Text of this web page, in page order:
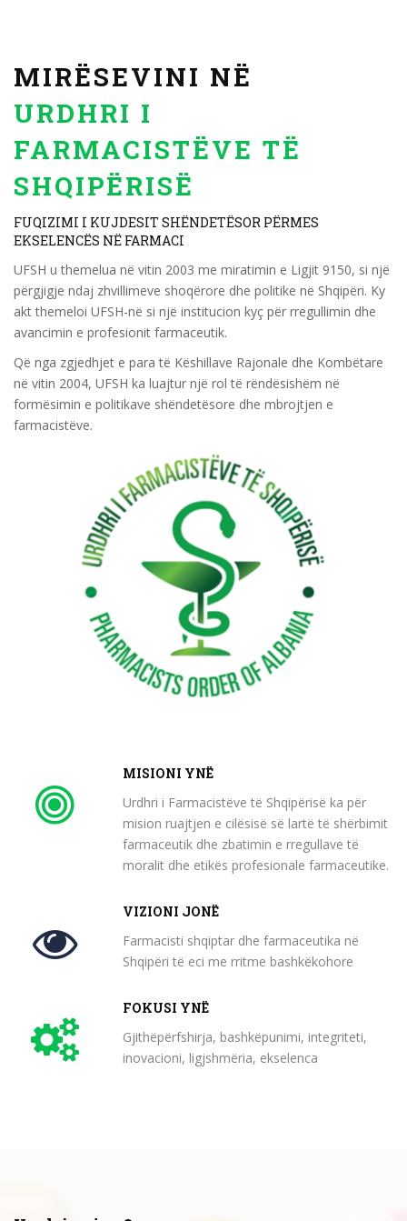
MIRËSEVINI NË
URDHRI I
FARMACISTËVE TË
SHQIPËRISË
FUQIZIMI I KUJDESIT SHËNDETËSOR PËRMES
EKSELENCËS NË FARMACI
UFSH u themelua në vitin 2003 me miratimin e Ligjit 9150, si një
përgjigje ndaj zhvillimeve shoqërore dhe politike në Shqipëri. Ky
akt themeloi UFSH-në si një institucion kyç për rregullimin dhe
avancimin e profesionit farmaceutik.
Që nga zgjedhjet e para të Këshillave Rajonale dhe Kombëtare
në vitin 2004, UFSH ka luajtur një rol të rëndësishëm në
formësimin e politikave shëndetësore dhe mbrojtjen e
farmacistëve.
MISIONI YNË
Urdhri i Farmacistëve të Shqipërisë ka për
mision ruajtjen e cilësisë së lartë të shërbimit
farmaceutik dhe zbatimin e rregullave të
moralit dhe etikës profesionale farmaceutike.
VIZIONI JONË
Farmacisti shqiptar dhe farmaceutika në
Shqipëri të eci me rritme bashkëkohore
FOKUSI YNË
Gjithëpërfshirja, bashkëpunimi, integriteti,
inovacioni, ligjshmëria, ekselenca